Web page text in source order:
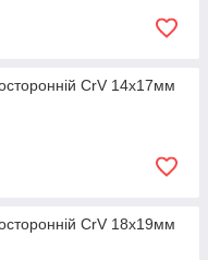
CrV 14x17мм
CrV 18x19мм